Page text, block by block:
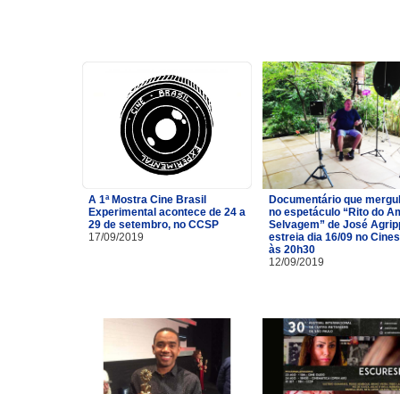
A 1ª Mostra Cine Brasil
Experimental acontece de 24 a
29 de setembro, no CCSP
17/09/2019
Documentário que
no espetáculo “Rito do
Selvagem” de José
estreia dia 16/09 no
às 20h30
12/09/2019